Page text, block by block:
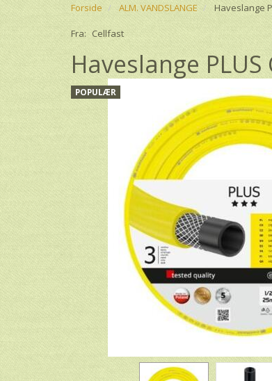
Forside ALM. VANDSLANGE Haveslange
Fra: Cellfast
Haveslange
POPULÆR